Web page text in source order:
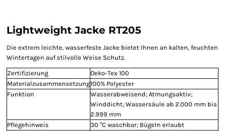
Lightweight Jacke RT205
Die extrem leichte, wasserfeste Jacke bietet Ihnen an kalten, feuchten
Wintertagen auf stilvolle Weise Schutz.
Zertifizierung
Oeko-Tex 100
Materialzusammensetzung100% Polyester
Funktion
Wasserabweisend; Atmungsaktiv;
Winddicht; Wassersäule ab 2.000 mm bis
2.999 mm
Pflegehinweis
30 °C waschbar; Bügeln erlaubt